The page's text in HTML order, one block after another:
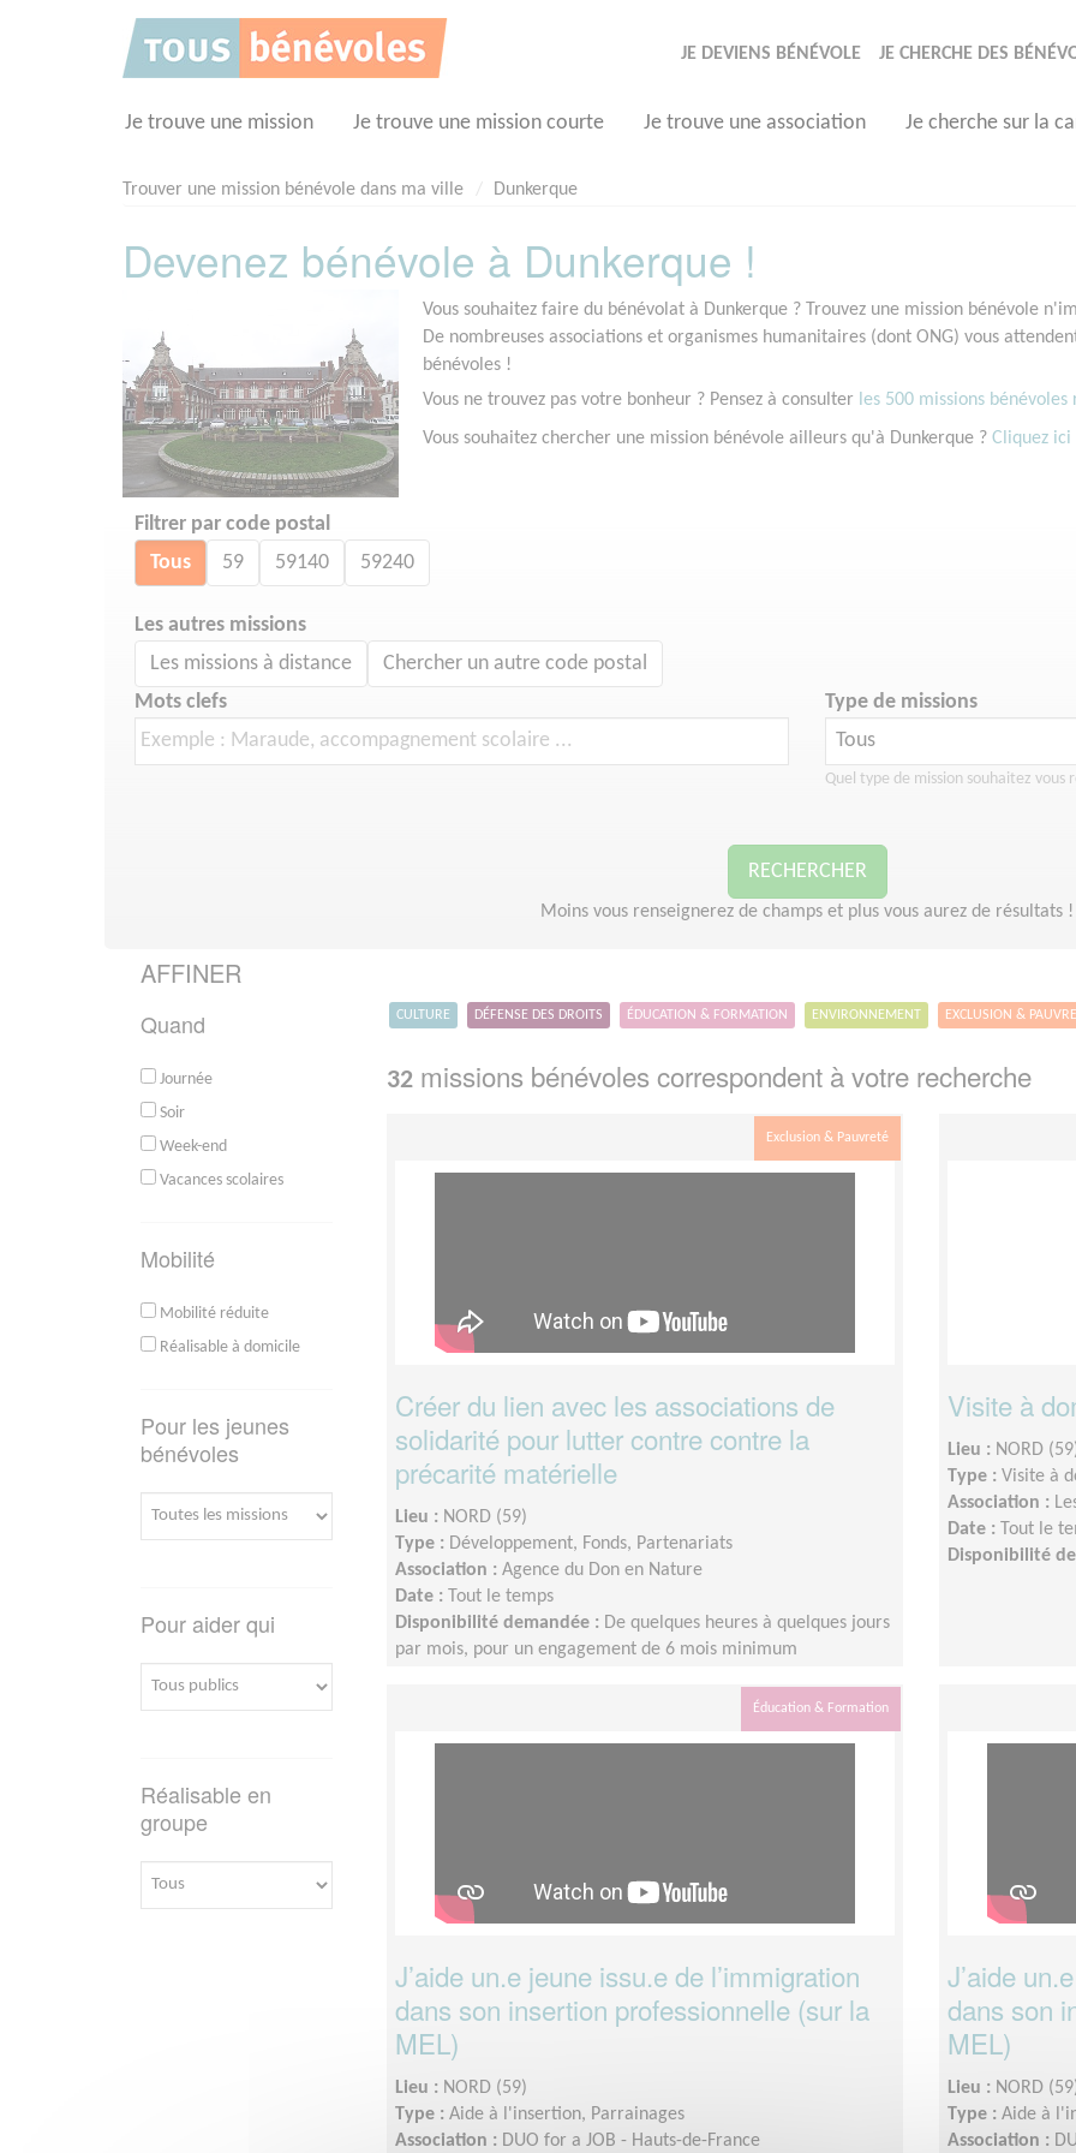
JE DEVIENS BÉNÉVOLE JE CHERCHE DES
Je trouve une mission Je trouve une mission courte Je trouve une association Je cherche sur la
Trouver une mission bénévole dans ma ville Dunkerque
Devenez bénévole à Dunkerque !
Vous souhaitez faire du bénévolat à Dunkerque ? Trouvez une mission bénévole
De nombreuses associations et organismes humanitaires (dont ONG) vous
bénévoles !
Vous ne trouvez pas votre bonheur ? Pensez à consulter les 500 missions
Vous souhaitez chercher une mission bénévole ailleurs qu'à Dunkerque ? Cliquez ici
Filtrer par code postal
Tous 59 59140 59240
Les autres missions
Les missions à distance Chercher un autre code postal
Mots clefs Type de missions
Quel type de mission souhaitez vous
RECHERCHER
Moins vous renseignerez de champs et plus vous aurez de résultats !
AFFINER
Quand
Journée
Soir
Week-end
Vacances scolaires
Mobilité
Mobilité réduite
Réalisable à domicile
Pour les jeunes
bénévoles
Pour aider qui
Réalisable en
groupe
CULTURE DÉFENSE DES DROITS ÉDUCATION & FORMATION ENVIRONNEMENT EXCLUSION &
32 missions bénévoles correspondent à votre recherche
Exclusion & Pauvreté
Créer du lien avec les associations de
solidarité pour lutter contre contre la
précarité matérielle
Lieu : NORD (59)
Type : Développement, Fonds, Partenariats
Association : Agence du Don en Nature
Date : Tout le temps
Disponibilité demandée : De quelques heures à quelques jours
par mois, pour un engagement de 6 mois minimum
Visite à
Lieu : NORD
Type : Visite à
Association :
Date : Tout le
Disponibilité
Éducation & Formation
J’aide un.e jeune issu.e de l’immigration
dans son insertion professionnelle (sur la
MEL)
Lieu : NORD (59)
Type : Aide à l'insertion, Parrainages
Association : DUO for a JOB - Hauts-de-France
J’aide
dans son
MEL)
Lieu : NORD
Type : Aide à
Association :